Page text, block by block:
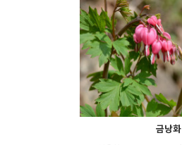
금낭화